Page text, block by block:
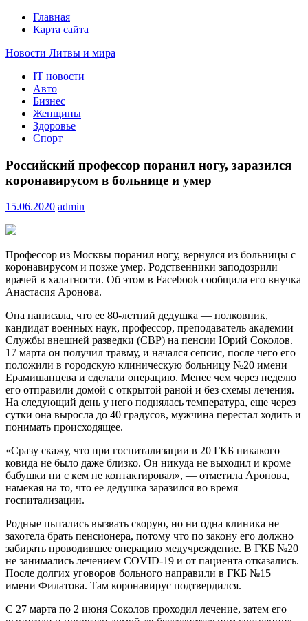
Главная
Карта сайта
Новости Литвы и мира
Свежие события и главные новости часа Литвы и мира на
портале EUROLITVA.RU
IT новости
Авто
Бизнес
Женщины
Здоровье
Спорт
Российский профессор поранил ногу, заразился
коронавирусом в больнице и умер
15.06.2020 admin
Профессор из Москвы поранил ногу, вернулся из больницы с
коронавирусом и позже умер. Родственники заподозрили
врачей в халатности. Об этом в Facebook сообщила его внучка
Анастасия Аронова.
Она написала, что ее 80-летний дедушка — полковник,
кандидат военных наук, профессор, преподаватель академии
Службы внешней разведки (СВР) на пенсии Юрий Соколов.
17 марта он получил травму, и начался сепсис, после чего его
положили в городскую клиническую больницу №20 имени
Ерамишанцева и сделали операцию. Менее чем через неделю
его отправили домой с открытой раной и без схемы лечения.
На следующий день у него поднялась температура, еще через
сутки она выросла до 40 градусов, мужчина перестал ходить и
понимать происходящее.
«Сразу скажу, что при госпитализации в 20 ГКБ никакого
ковида не было даже близко. Он никуда не выходил и кроме
бабушки ни с кем не контактировал», — отметила Аронова,
намекая на то, что ее дедушка заразился во время
госпитализации.
Родные пытались вызвать скорую, но ни одна клиника не
захотела брать пенсионера, потому что по закону его должно
забирать проводившее операцию медучреждение. В ГКБ №20
не занимались лечением COVID-19 и от пациента отказались.
После долгих уговоров больного направили в ГКБ №15
имени Филатова. Там коронавирус подтвердился.
С 27 марта по 2 июня Соколов проходил лечение, затем его